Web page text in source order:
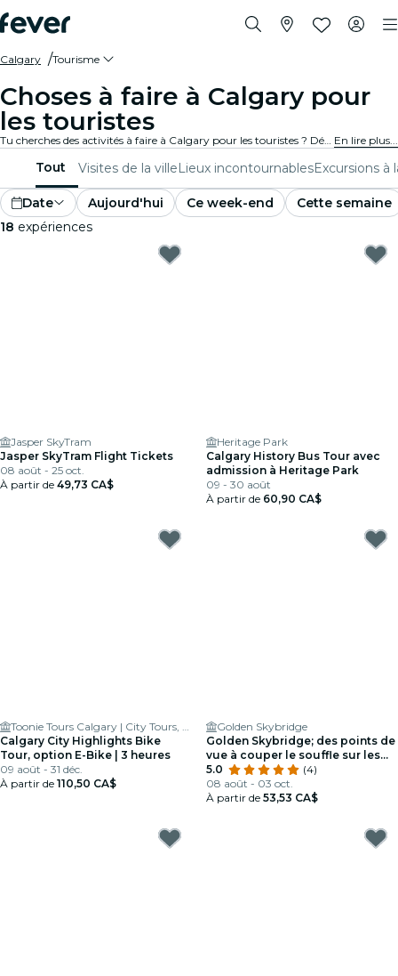
Calgary Tourisme
Choses à faire à Calgary pour
les touristes
Tu cherches des activités à faire à Calgary pour les touristes ? Découvre Calgary une aventure à la fois avec ces expériences passionnantes spécialement conçues pour les touristes. Découvre les meilleures choses à faire ! En lire plus...
Tout Visites de la villeLieux incontournablesExcursions à
Date Aujourd'hui Ce week-end
Cette semaine
18 expériences
Jasper SkyTram
Jasper SkyTram Flight Tickets
08 août - 25 oct.
À partir de 49,73 CA$
Heritage Park
Calgary History Bus Tour avec
admission à Heritage Park
09 - 30 août
À partir de 60,90 CA$
Toonie Tours Calgary | City Tours, Bike & Scooter Rentals
Calgary City Highlights Bike
Tour, option E-Bike | 3 heures
09 août - 31 déc.
À partir de 110,50 CA$
Golden Skybridge
Golden Skybridge; des points de
vue à couper le souffle sur les
montagnes Rocheuses et
Purcell!
5.0
(4)
08 août - 03 oct.
À partir de 53,53 CA$